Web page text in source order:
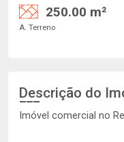
250.00 m²
A. Terreno
Descrição do
Imóvel comercial no